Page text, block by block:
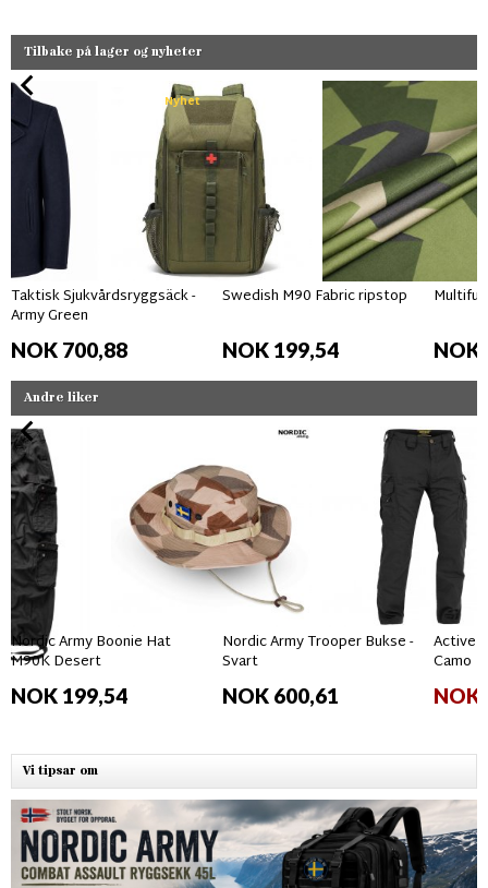
Tilbake på lager og nyheter
Nyhet
Taktisk Sjukvårdsryggsäck -
Army Green
NOK 700,88
Swedish M90 Fabric ripstop
NOK 199,54 NOK
Andre liker
Nordic Army Boonie Hat
M90K Desert
NOK 199,54
Nordic Army Trooper Bukse -
Svart
NOK 600,61
Active
Camo
NOK
Vi tipsar om